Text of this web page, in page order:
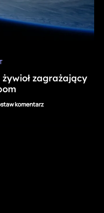
zagrażający
komentarz